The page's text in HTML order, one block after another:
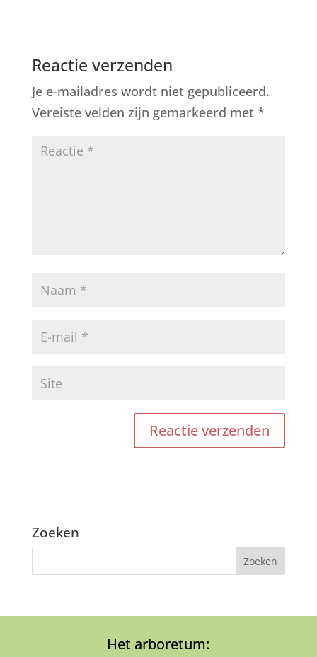
Reactie verzenden
Je e-mailadres wordt niet gepubliceerd.
Vereiste velden zijn gemarkeerd met *
Zoeken
Het arboretum: